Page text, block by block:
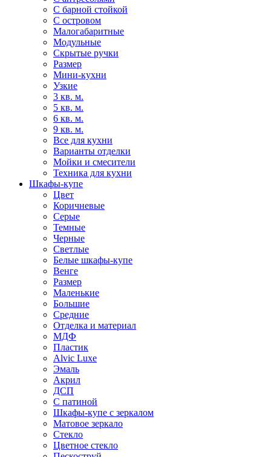
С барной стойкой
С островом
Малогабаритные
Модульные
Скрытые ручки
Размер
Мини-кухни
Узкие
3 кв. м.
5 кв. м.
6 кв. м.
9 кв. м.
Все для кухни
Варианты отделки
Мойки и смесители
Техника для кухни
Шкафы-купе
Цвет
Коричневые
Серые
Темные
Черные
Светлые
Белые шкафы-купе
Венге
Размер
Маленькие
Большие
Средние
Отделка и материал
МДФ
Пластик
Alvic Luxe
Эмаль
Акрил
ДСП
С патиной
Шкафы-купе с зеркалом
Матовое зеркало
Стекло
Цветное стекло